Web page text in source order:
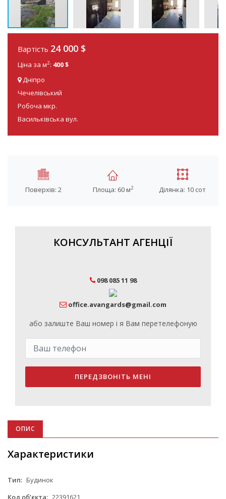
Вартість 24 000 $
Ціна за м2: 400 $
Дніпро
Чечелівський
Робоча мкр.
Васильківська вул.
Поверхів: 2 Площа: 60 м2 Ділянка: 10 сот
КОНСУЛЬТАНТ АГЕНЦІЇ
098 085 11 98
office.avangards@gmail.com
або залиште Ваш номер і я Вам перетелефоную
ПЕРЕДЗВОНІТЬ МЕНІ
ОПИС
Характеристики
Тип: Будинок
Код об'єкта: 22391621